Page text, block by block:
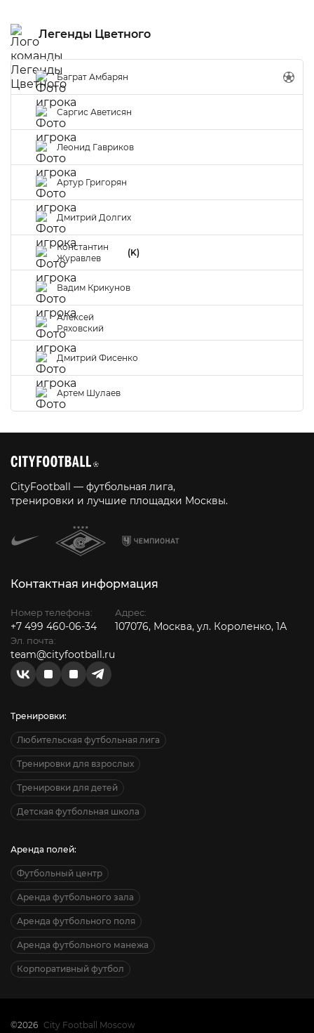
Легенды Цветного
Баграт Амбарян
Саргис Аветисян
Леонид Гавриков
Артур Григорян
Дмитрий Долгих
Константин
Журавлев
(K)
Вадим Крикунов
Алексей
Ряховский
Дмитрий Фисенко
Артем Шулаев
CityFootball — футбольная лига,
тренировки и лучшие площадки Москвы.
Контактная информация
Номер телефона:
+7 499 460-06-34
Эл. почта:
team@cityfootball.ru
Адрес:
107076, Москва, ул. Короленко, 1А
Тренировки:
Любительская футбольная лига
Тренировки для взрослых
Тренировки для детей
Детская футбольная школа
Аренда полей:
Футбольный центр
Аренда футбольного зала
Аренда футбольного поля
Аренда футбольного манежа
Корпоративный футбол
©2026 City Football Moscow